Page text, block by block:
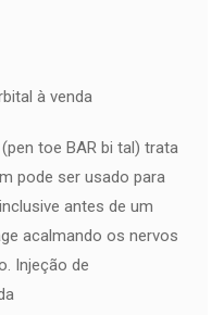
à venda
(pen toe BAR bi tal) trata
pode ser usado para
antes de um
acalmando os nervos
Injeção de